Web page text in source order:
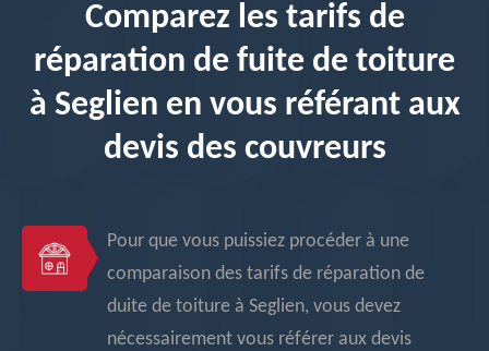
Comparez les tarifs de
réparation de fuite de toiture
à Seglien en vous référant aux
devis des couvreurs
Pour que vous puissiez procéder à une
comparaison des tarifs de réparation de
duite de toiture à Seglien, vous devez
nécessairement vous référer aux devis